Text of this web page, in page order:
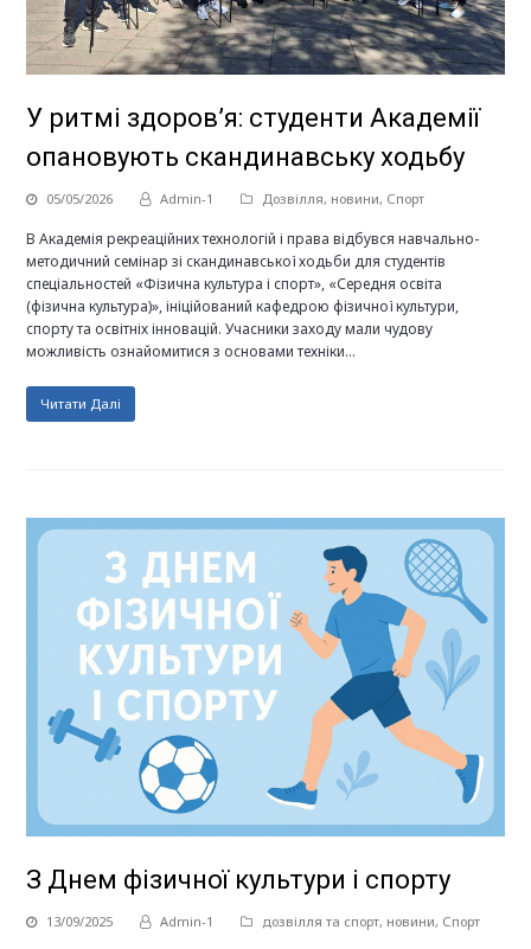
У ритмі здоров’я: студенти Академії
опановують скандинавську ходьбу
05/05/2026 Admin-1 Дозвілля, новини, Спорт
В Академія рекреаційних технологій і права відбувся навчально-
методичний семінар зі скандинавської ходьби для студентів
спеціальностей «Фізична культура і спорт», «Середня освіта
(фізична культура)», ініційований кафедрою фізичної культури,
спорту та освітніх інновацій. Учасники заходу мали чудову
можливість ознайомитися з основами техніки…
Читати Далі
З Днем фізичної культури і спорту
13/09/2025 Admin-1 дозвілля та спорт, новини, Спорт